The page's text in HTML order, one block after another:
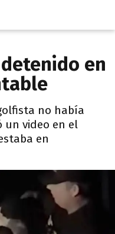
en
no había
video en el
en